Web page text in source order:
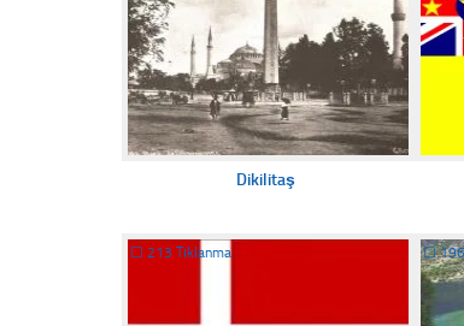
Dikilitaş
☐213 Tıklanma ☐